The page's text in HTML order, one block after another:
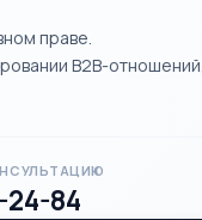
праве.
B2B-
24-84